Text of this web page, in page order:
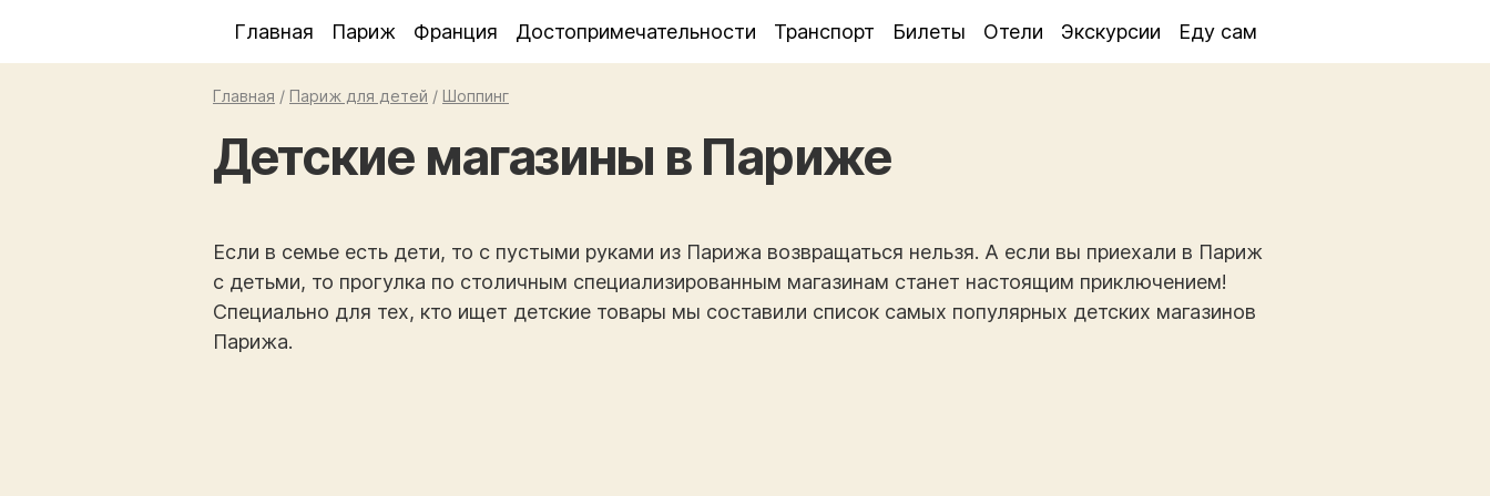
Главная Париж Франция Достопримечательности Транспорт Билеты Отели Экскурсии Еду сам
Главная / Париж для детей / Шоппинг
Детские магазины в Париже
Если в семье есть дети, то с пустыми руками из Парижа возвращаться нельзя. А если вы приехали в Париж
с детьми, то прогулка по столичным специализированным магазинам станет настоящим приключением!
Специально для тех, кто ищет детские товары мы составили список самых популярных детских магазинов
Парижа.